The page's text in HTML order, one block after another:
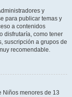
y
para publicar temas y
a contenidos
disfrutaría, como tener
suscripción a grupos de
recomendable.
Niños menores de 13